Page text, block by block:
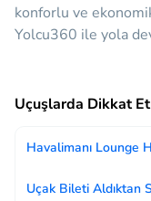
konforlu ve
Yolcu360 ile yola
Uçuşlarda Dikkat
Havalimanı Lounge
Uçak Bileti Aldıktan